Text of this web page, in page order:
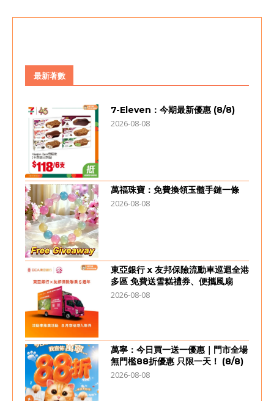
最新著數
7-Eleven：今期最新優惠 (8/8)
2026-08-08
萬福珠寶：免費換領玉髓手鏈一條
2026-08-08
東亞銀行 x 友邦保險流動車巡迴全港
多區 免費送雪糕禮券、便攜風扇
2026-08-08
萬寧：今日買一送一優惠｜門市全場
無門檻88折優惠 只限一天！ (8/8)
2026-08-08